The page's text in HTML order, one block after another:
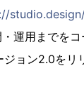
運用までを
ョン2.0を